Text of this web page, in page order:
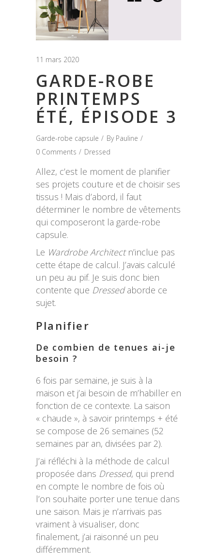
11 mars 2020
GARDE-ROBE
PRINTEMPS
ÉTÉ, ÉPISODE 3
Garde-robe capsule By Pauline
0 Comments
Dressed
Allez, c’est le moment de planifier
ses projets couture et de choisir ses
tissus ! Mais d’abord, il faut
déterminer le nombre de vêtements
qui composeront la garde-robe
capsule.
Le Wardrobe Architectn’inclue pas
cette étape de calcul. J’avais calculé
un peu au pif. Je suis donc bien
contente que Dressedaborde ce
sujet.
Planifier
De combien de tenues ai-je
besoin ?
6 fois par semaine, je suis à la
maison et j’ai besoin de m’habiller en
fonction de ce contexte. La saison
« chaude », à savoir printemps + été
se compose de 26 semaines (52
semaines par an, divisées par 2).
J’ai réfléchi à la méthode de calcul
proposée dans Dressed, qui prend
en compte le nombre de fois où
l’on souhaite porter une tenue dans
une saison. Mais je n’arrivais pas
vraiment à visualiser, donc
finalement, j’ai raisonné un peu
différemment.